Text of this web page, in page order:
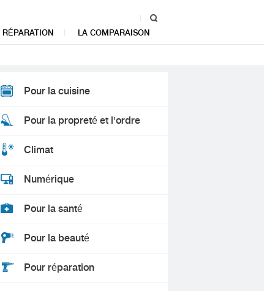
RÉPARATION LA COMPARAISON
Pour la cuisine
Pour la propreté et l'ordre
Climat
Numérique
Pour la santé
Pour la beauté
Pour réparation